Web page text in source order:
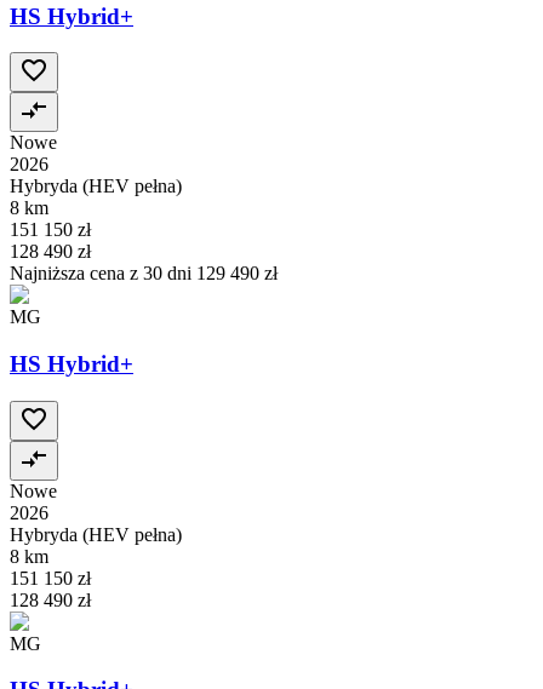
HS Hybrid+
Nowe
2026
Hybryda (HEV pełna)
8 km
151 150 zł
128 490 zł
Najniższa cena z 30 dni 129 490 zł
MG
HS Hybrid+
Nowe
2026
Hybryda (HEV pełna)
8 km
151 150 zł
128 490 zł
MG